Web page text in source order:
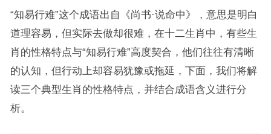
“知易行难”这个成语出自《尚书·说命中》，意思是明白
道理容易，但实际去做却很难，在十二生肖中，有些生
肖的性格特点与“知易行难”高度契合，他们往往有清晰
的认知，但行动上却容易犹豫或拖延，下面，我们将解
读三个典型生肖的性格特点，并结合成语含义进行分
析。